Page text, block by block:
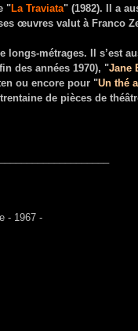
"La Traviata" (1982). Il a
œuvres valut à Franco
longs-métrages. Il s’est
des années 1970), "Jane
ou encore pour "Un thé
de pièces de
- 1967 -